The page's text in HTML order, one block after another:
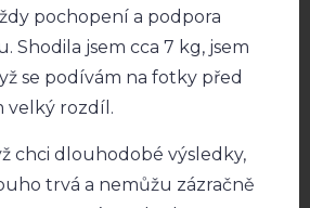
pochopení a podpora
Shodila jsem cca 7 kg, jsem
se podívám na fotky před
velký rozdíl.
chci dlouhodobé výsledky,
trvá a nemůžu zázračně